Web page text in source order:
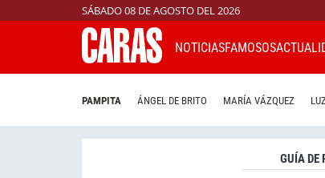
SÁBADO 08 DE AGOSTO DEL 2026
NOTICIASFAMOSOS
PAMPITA ÁNGEL DE BRITO MARÍA VÁZQUEZ
GUÍA DE